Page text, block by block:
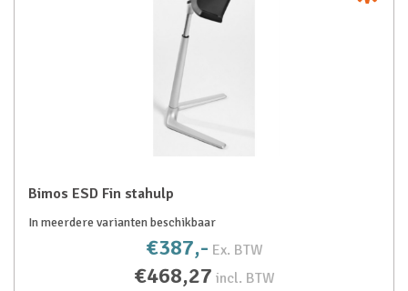
Bimos ESD Fin stahulp
In meerdere varianten beschikbaar
€387,- Ex. BTW
€468,27 incl. BTW